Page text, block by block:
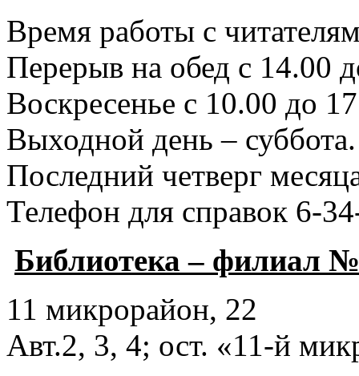
Время работы с
Перерыв на обед с 14.00
Воскресенье с 10.00 до
Выходной день – суббота.
Последний четверг
Телефон для справок 6-
Библиотека – филиал
11 микрорайон, 22
Авт.2, 3, 4; ост. «11-й